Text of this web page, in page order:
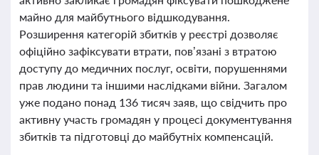
майно для майбутнього відшкодування.
Розширення категорій збитків у реєстрі дозволяє
офіційно зафіксувати втрати, пов’язані з втратою
доступу до медичних послуг, освіти, порушеннями
прав людини та іншими наслідками війни. Загалом
уже подано понад 136 тисяч заяв, що свідчить про
активну участь громадян у процесі документування
збитків та підготовці до майбутніх компенсацій.